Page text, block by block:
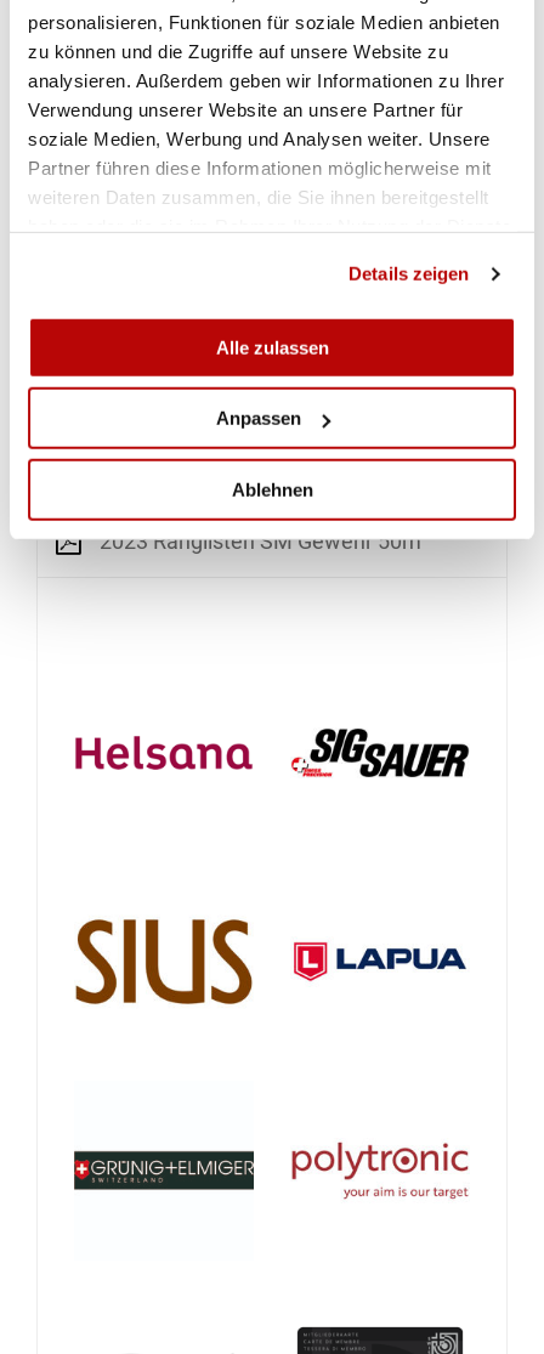
personalisieren, Funktionen für soziale Medien anbieten
zu können und die Zugriffe auf unsere Website zu
analysieren. Außerdem geben wir Informationen zu Ihrer
Verwendung unserer Website an unsere Partner für
soziale Medien, Werbung und Analysen weiter. Unsere
Partner führen diese Informationen möglicherweise mit
weiteren Daten zusammen, die Sie ihnen bereitgestellt
Details zeigen
Alle zulassen
Anpassen
Ablehnen
NEUER SENSLEREKORD
Der Liegendmatch bei den Junioren &
Jugendlichen dominierte der frischgebackene
Schweizermeister in dieser Disziplin Yanik
Baeriswyl. Mit neuem Senslerrekord von 247.0
Punkten holte er überlegen Gold. Silber ging an
den jungen Nicolas Jenny (Plaffeien), der sich
dabei nachträglich ein Geburtstagsgeschenk
machte. Er konnte am Vortag seinen 15.
Gewinnerin Sophie Bapst (Plaffeien).(Ueli Blatti
und Kuno Bertschy)
RESULTATE
2023 Ranglisten SM Gewehr 50m